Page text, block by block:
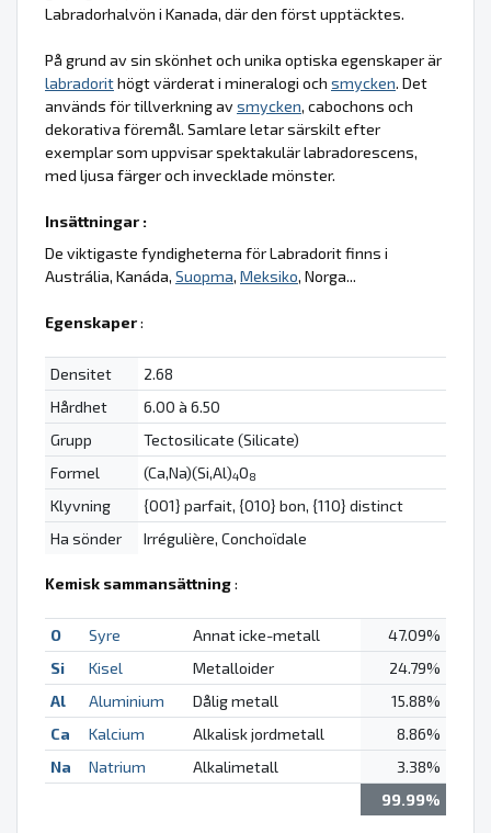
Labradorhalvön i Kanada, där den först upptäcktes.
På grund av sin skönhet och unika optiska egenskaper är
labradorithögt värderat i mineralogi och smycken. Det
används för tillverkning avsmycken, cabochons och
dekorativa föremål. Samlare letar särskilt efter
exemplar som uppvisar spektakulär labradorescens,
med ljusa färger och invecklade mönster.
Insättningar :
De viktigaste fyndigheterna för Labradorit finns i
Austrália, Kanáda, Suopma, Meksiko, Norga...
Egenskaper:
Densitet
2.68
Hårdhet
6.00 à 6.50
Grupp
Tectosilicate (Silicate)
Formel
(Ca,Na)(Si,Al)4O8
Klyvning
{001} parfait, {010} bon, {110} distinct
Ha sönder
Irrégulière, Conchoïdale
Kemisk sammansättning:
O Syre Annat icke-metall
47.09%
Si
Kisel Metalloider
24.79%
Al
Aluminium Dålig metall
15.88%
Ca
Kalcium Alkalisk jordmetall
8.86%
Na
Natrium Alkalimetall
3.38%
99.99%